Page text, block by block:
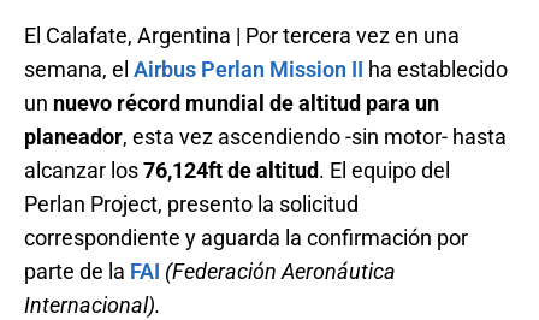
El Calafate, Argentina | Por tercera vez en una
semana, el Airbus Perlan Mission II ha establecido
un nuevo récord mundial de altitud para un
planeador, esta vez ascendiendo -sin motor- hasta
alcanzar los76,124ft de altitud. El equipo del
Perlan Project, presento la solicitud
correspondiente y aguarda la confirmación por
parte de la FAI (Federación Aeronáutica
Internacional).